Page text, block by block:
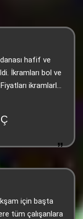
hafif ve
İkramları bol ve
ikramlarla
için başta
tüm çalışanlara